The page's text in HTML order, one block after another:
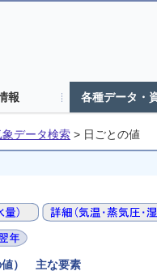
報 各種データ・
データ検索 > 日ごとの値
値） 主な要素